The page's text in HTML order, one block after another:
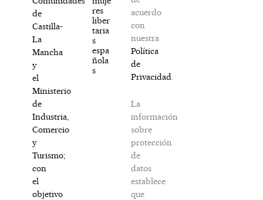
de
Castilla-
La
Mancha
y
el
Ministerio
de
Industria,
Comercio
y
Turismo;
con
el
objetivo
res
liber
taria
s
espa
ñola
s
acuerdo
con
nuestra
Política
de
Privacidad
La
información
sobre
protección
de
datos
establece
que